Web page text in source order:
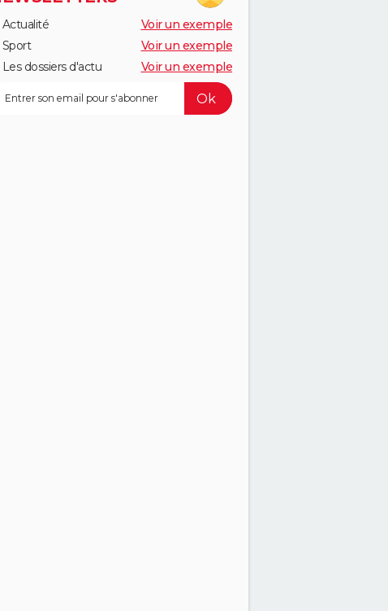
Actualité
Voir un exemple
Sport
Voir un exemple
Les dossiers d'actu
Voir un exemple